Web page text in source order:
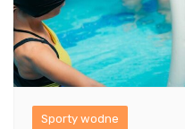
Sporty wodne